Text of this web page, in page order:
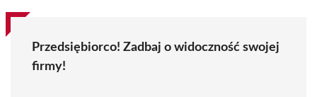
Przedsiębiorco! Zadbaj o widoczność swojej
firmy!